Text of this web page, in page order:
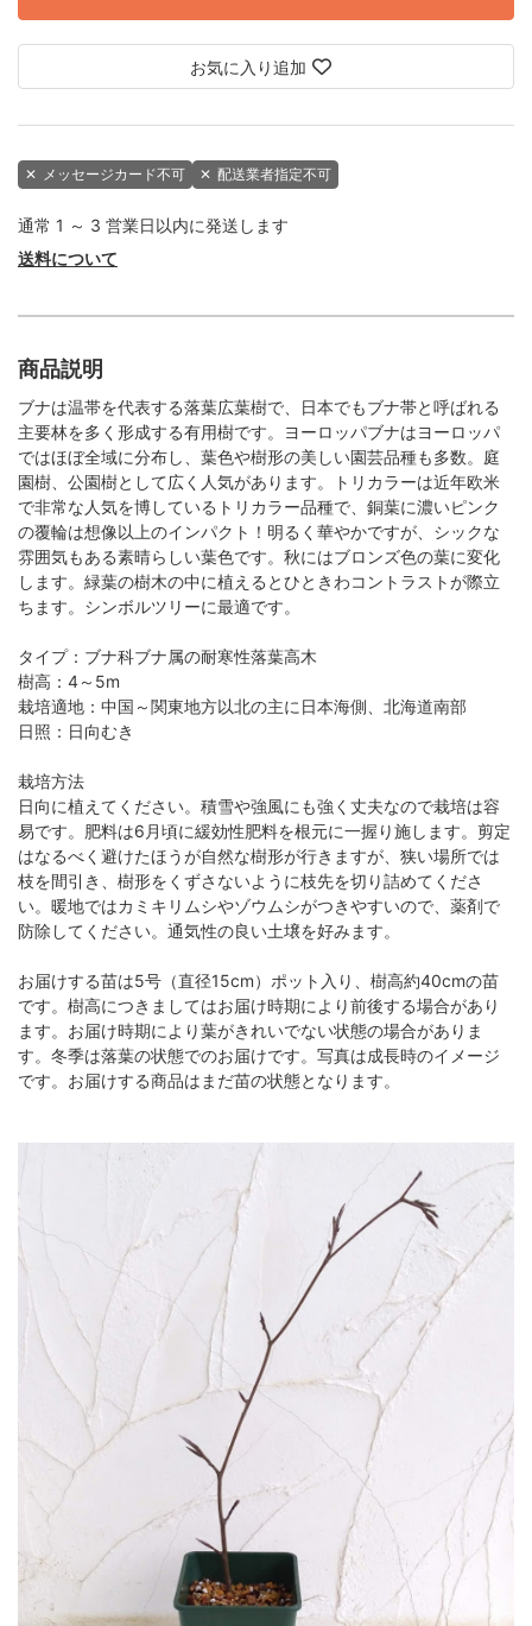
お気に入り追加
✕ メッセージカード不可 ✕ 配送業者指定不可
通常 1 ～ 3 営業日以内に発送します
送料について
商品説明
ブナは温帯を代表する落葉広葉樹で、日本でもブナ帯と呼ばれる
主要林を多く形成する有用樹です。ヨーロッパブナはヨーロッパ
ではほぼ全域に分布し、葉色や樹形の美しい園芸品種も多数。庭
園樹、公園樹として広く人気があります。トリカラーは近年欧米
で非常な人気を博しているトリカラー品種で、銅葉に濃いピンク
の覆輪は想像以上のインパクト！明るく華やかですが、シックな
雰囲気もある素晴らしい葉色です。秋にはブロンズ色の葉に変化
します。緑葉の樹木の中に植えるとひときわコントラストが際立
ちます。シンボルツリーに最適です。
タイプ：ブナ科ブナ属の耐寒性落葉高木
樹高：4～5m
栽培適地：中国～関東地方以北の主に日本海側、北海道南部
日照：日向むき
栽培方法
日向に植えてください。積雪や強風にも強く丈夫なので栽培は容
易です。肥料は6月頃に緩効性肥料を根元に一握り施します。剪定
はなるべく避けたほうが自然な樹形が行きますが、狭い場所では
枝を間引き、樹形をくずさないように枝先を切り詰めてくださ
い。暖地ではカミキリムシやゾウムシがつきやすいので、薬剤で
防除してください。通気性の良い土壌を好みます。
お届けする苗は5号（直径15cm）ポット入り、樹高約40cmの苗
です。樹高につきましてはお届け時期により前後する場合があり
ます。お届け時期により葉がきれいでない状態の場合がありま
す。冬季は落葉の状態でのお届けです。写真は成長時のイメージ
です。お届けする商品はまだ苗の状態となります。